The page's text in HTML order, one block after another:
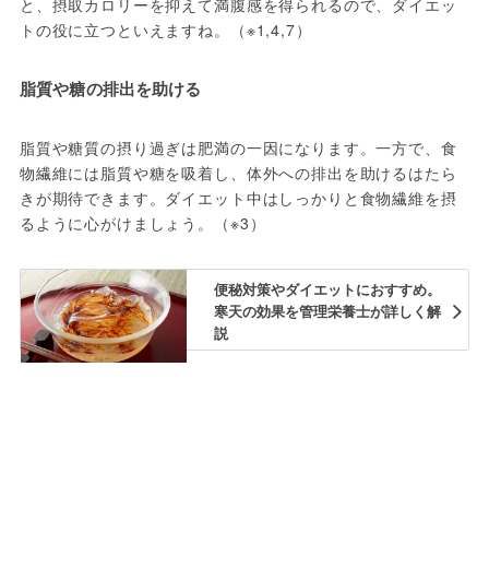
と、摂取カロリーを抑えて満腹感を得られるので、ダイエッ
トの役に立つといえますね。（※1,4,7）
脂質や糖の排出を助ける
脂質や糖質の摂り過ぎは肥満の一因になります。一方で、食
物繊維には脂質や糖を吸着し、体外への排出を助けるはたら
きが期待できます。ダイエット中はしっかりと食物繊維を摂
るように心がけましょう。（※3）
便秘対策やダイエットにおすすめ。
寒天の効果を管理栄養士が詳しく解
説